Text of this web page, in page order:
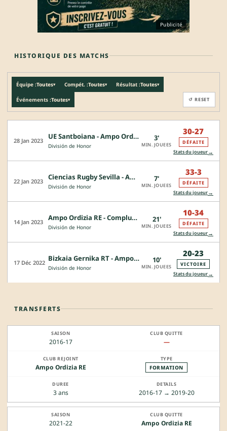
Publicité
HISTORIQUE DES MATCHS
Équipe :Toutes▾ Compét. :Toutes▾ Résultat :Toutes▾
Événements :Toutes▾ ↺ RESET
28 Jan 2023 UE Santboiana - Ampo Ordizia RE
División de Honor
3'
MIN. JOUEES
30-27
DÉFAITE
Stats du joueur→
22 Jan 2023 Ciencias Rugby Sevilla - Ampo Ordizia RE
División de Honor
7'
MIN. JOUEES
33-3
DÉFAITE
Stats du joueur→
14 Jan 2023 Ampo Ordizia RE - Complutense Cisneros CJ
División de Honor
21'
MIN. JOUEES
10-34
DÉFAITE
Stats du joueur→
17 Déc 2022 Bizkaia Gernika RT - Ampo Ordizia RE
División de Honor
10'
MIN. JOUEES
20-23
VICTOIRE
Stats du joueur→
TRANSFERTS
2016-17 —
Ampo Ordizia RE FORMATION
3 ans 2016-17 → 2019-20
2021-22 Ampo Ordizia RE